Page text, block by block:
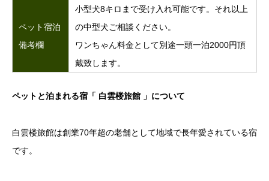
ペット宿泊
備考欄
小型犬8キロまで受け入れ可能です。それ以上
の中型犬ご相談ください。
ワンちゃん料金として別途一頭一泊2000円頂
戴致します。
ペットと泊まれる宿「 白雲楼旅館 」について
白雲楼旅館は創業70年超の老舗として地域で長年愛されている宿
です。